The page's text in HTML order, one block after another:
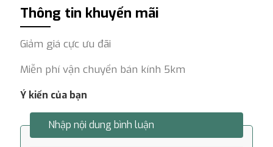
Thông tin khuyến mãi
Giảm giá cực ưu đãi
Miễn phí vận chuyển bán kính 5km
Ý kiến của bạn
Nhập nội dung bình luận